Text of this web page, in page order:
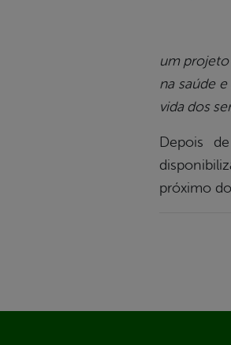
um projeto
na saúde
vida dos
Depois
próximo